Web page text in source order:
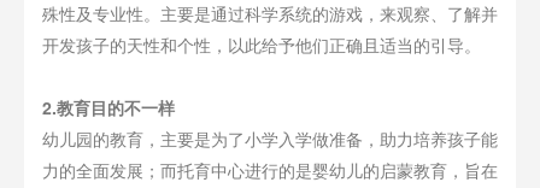
殊性及专业性。主要是通过科学系统的游戏，来观察、了解并
开发孩子的天性和个性，以此给予他们正确且适当的引导。
2.教育目的不一样
幼儿园的教育，主要是为了小学入学做准备，助力培养孩子能
力的全面发展；而托育中心进行的是婴幼儿的启蒙教育，旨在